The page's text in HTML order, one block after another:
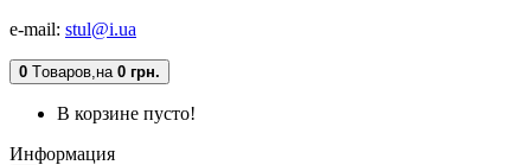
e-mail: stul@i.ua
0 Tоваров,на 0 грн.
В корзине пусто!
Информация